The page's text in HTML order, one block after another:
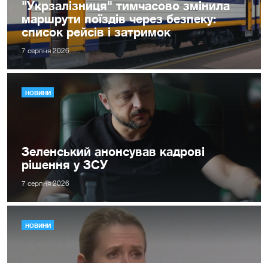
"Укрзалізниця" тимчасово змінила
маршрути поїздів через безпеку:
список рейсів і затримок
7 серпня 2026
НОВИНИ
Зеленський анонсував кадрові
рішення у ЗСУ
7 серпня 2026
НОВИНИ